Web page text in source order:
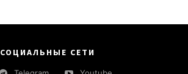
СОЦИАЛЬНЫЕ СЕТИ